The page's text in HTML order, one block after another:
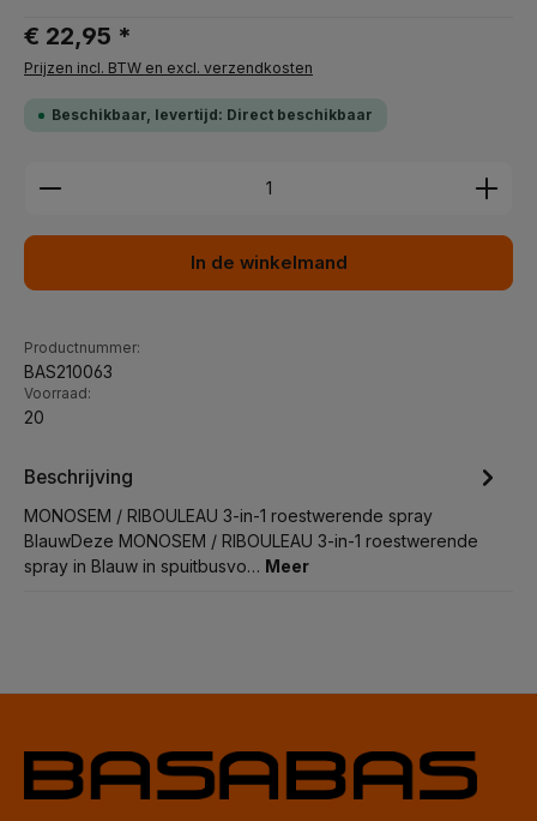
€ 22,95 *
Prijzen incl. BTW en excl. verzendkosten
Beschikbaar, levertijd: Direct beschikbaar
Producthoeveelheid: Voer de gewenste
In de winkelmand
Productnummer:
BAS210063
Voorraad:
20
Beschrijving
MONOSEM / RIBOULEAU 3-in-1 roestwerende spray
BlauwDeze MONOSEM / RIBOULEAU 3-in-1 roestwerende
spray in Blauw in spuitbusvo… Meer